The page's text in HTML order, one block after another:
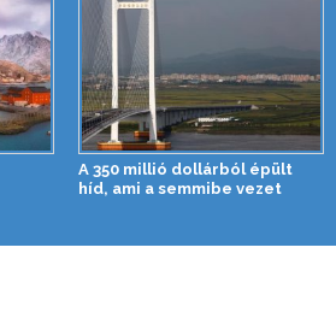
A 350 millió dollárból épült
híd, ami a semmibe vezet